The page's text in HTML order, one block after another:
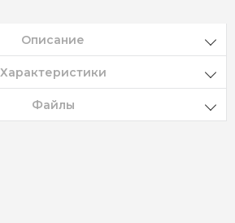
Описание
Характеристики
Файлы